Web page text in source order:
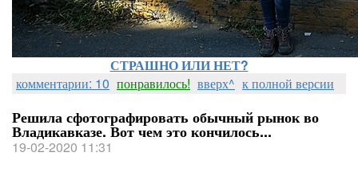
СТРАШНО ИЛИ НЕТ?
комментарии: 10 понравилось! вверх^ к полной версии
Решила сфотографировать обычный рынок во
Владикавказе. Вот чем это кончилось...
19-02-2020 11:31